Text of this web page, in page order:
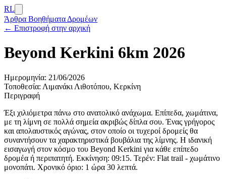
RL
Άρθρα Βοηθήματα Δρομέων
← Επιστροφή στην αρχική
Beyond Kerkini 6km 2026
Ημερομηνία: 21/06/2026
Τοποθεσία: Λιμανάκι Λιθοτόπου, Κερκίνη
Περιγραφή
Έξι χιλιόμετρα πάνω στο ανατολικό ανάχωμα. Επίπεδα, χωμάτινα,
με τη λίμνη σε πολλά σημεία ακριβώς δίπλα σου. Ένας γρήγορος
και απολαυστικός αγώνας, στον οποίο οι τυχεροί δρομείς θα
συναντήσουν τα χαρακτηριστικά βουβάλια της λίμνης. Η ιδανική
εισαγωγή στον κόσμο του Beyond Kerkini για κάθε επίπεδο
δρομέα ή περιπατητή. Εκκίνηση: 09:15. Τερέν: Flat trail - χωμάτινο
μονοπάτι. Χρονικό όριο: 1 ώρα 30 λεπτά.